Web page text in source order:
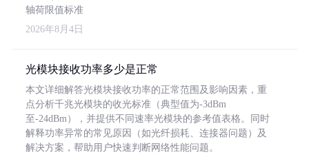
轴荷限值标准
2026年8月4日
光模块接收功率多少是正常
本文详细解答光模块接收功率的正常范围及影响因素，重
点分析千兆光模块的收光标准（典型值为-3dBm
至-24dBm），并提供不同速率光模块的参考值表格。同时
解释功率异常的常见原因（如光纤损耗、连接器问题）及
解决方案，帮助用户快速判断网络性能问题。